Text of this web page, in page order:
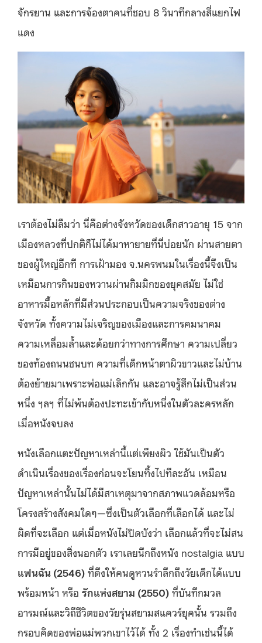
จักรยาน และการจ้องตาคนที่ชอบ 8 วินาทีกลางสี่แยกไฟ
แดง
เราต้องไม่ลืมว่า นี่คือต่างจังหวัดของเด็กสาวอายุ 15 จาก
เมืองหลวงที่ปกติก็ไม่ได้มาหายายที่นี่บ่อยนัก ผ่านสายตา
ของผู้ใหญ่อีกที การเฝ้ามอง จ.นครพนมในเรื่องนี้จึงเป็น
เหมือนการกินของหวานผ่านกิมมิกของยุคสมัย ไม่ใช่
อาหารมื้อหลักที่มีส่วนประกอบเป็นความจริงของต่าง
จังหวัด ทั้งความไม่เจริญของเมืองและการคมนาคม
ความเหลื่อมล้ำและด้อยกว่าทางการศึกษา ความเปลี่ยว
ของท้องถนนชนบท ความที่เด็กหน้าตาผิวขาวและไม่บ้าน
ต้องย้ายมาเพราะพ่อแม่เลิกกัน และอาจรู้สึกไม่เป็นส่วน
หนึ่ง ฯลฯ ที่ไม่พ้นต้องปะทะเข้ากับหนึ่งในตัวละครหลัก
เมื่อหนังจบลง
หนังเลือกแตะปัญหาเหล่านี้แต่เพียงผิว ใช้มันเป็นตัว
ดำเนินเรื่องของเรื่องก่อนจะโยนทิ้งไปทีละอัน เหมือน
ปัญหาเหล่านั้นไม่ได้มีสาเหตุมาจากสภาพแวดล้อมหรือ
โครงสร้างสังคมใดๆ—ซึ่งเป็นตัวเลือกที่เลือกได้ และไม่
ผิดที่จะเลือก แต่เมื่อหนังไม่ปิดบังว่า เลือกแล้วที่จะไม่สน
การมีอยู่ของสิ่งนอกตัว เราเลยนึกถึงหนัง nostalgia แบบ
แฟนฉัน (2546) ที่ดึงให้คนดูหวนรำลึกถึงวัยเด็กได้แบบ
พร้อมหน้า หรือ รักแห่งสยาม (2550) ที่บันทึกมวล
อารมณ์และวิถีชีวิตของวัยรุ่นสยามสแควร์ยุคนั้น รวมถึง
กรอบคิดของพ่อแม่พวกเขาไว้ได้ ทั้ง 2 เรื่องทำเช่นนี้ได้